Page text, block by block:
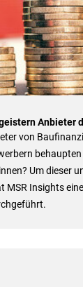
Anbieter
von
behaupten
Um dieser
MSR Insights eine